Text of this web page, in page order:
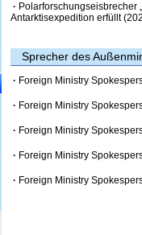
· Polarforschungseisbrecher
Antarktisexpedition erfüllt
Sprecher des
· Foreign Ministry
· Foreign Ministry
· Foreign Ministry
· Foreign Ministry
· Foreign Ministry